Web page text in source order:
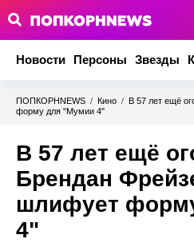
Новости Персоны Звезды
ПОПКОРНNEWS / Кино / В 57 лет ещё
форму для "Мумии 4"
В 57 лет ещё
Брендан
шлифует
4"